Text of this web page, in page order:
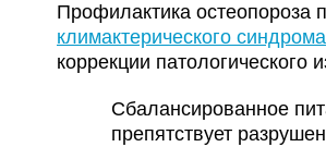
Профилактика остеопороза
климактерического синдрома
коррекции патологического
Сбалансированное
препятствует